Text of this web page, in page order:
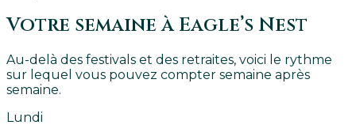
Votre semaine à Eagle’s Nest
Au-delà des festivals et des retraites, voici le rythme
sur lequel vous pouvez compter semaine après
semaine.
Lundi